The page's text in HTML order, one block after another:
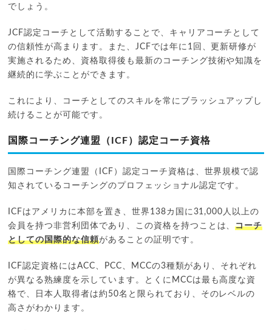
でしょう。
JCF認定コーチとして活動することで、キャリアコーチとして
の信頼性が高まります。また、JCFでは年に1回、更新研修が
実施されるため、資格取得後も最新のコーチング技術や知識を
継続的に学ぶことができます。
これにより、コーチとしてのスキルを常にブラッシュアップし
続けることが可能です。
国際コーチング連盟（ICF）認定コーチ資格
国際コーチング連盟（ICF）認定コーチ資格は、世界規模で認
知されているコーチングのプロフェッショナル認定です。
ICFはアメリカに本部を置き、世界138カ国に31,000人以上の
会員を持つ非営利団体であり、この資格を持つことは、コーチ
としての国際的な信頼があることの証明です。
ICF認定資格にはACC、PCC、MCCの3種類があり、それぞれ
が異なる熟練度を示しています。とくにMCCは最も高度な資
格で、日本人取得者は約50名と限られており、そのレベルの
高さがわかります。